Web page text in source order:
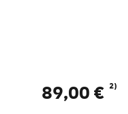
89,00 € 2)